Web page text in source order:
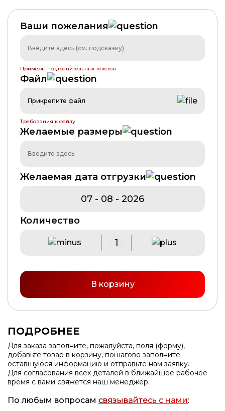
Ваши пожелания
Примеры поздравительных текстов
Файл
Прикрепите файл
Требования к файлу
Желаемые размеры
Желаемая дата отгрузки
Количество
В корзину
ПОДРОБНЕЕ
Для заказа заполните, пожалуйста, поля (форму),
добавьте товар в корзину, пошагово заполните
оставшуюся информацию и отправьте нам заявку.
Для согласования всех деталей в ближайшее рабочее
время с вами свяжется наш менеджер.
По любым вопросам связывайтесь с нами: